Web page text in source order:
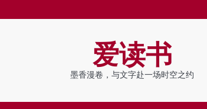
爱读书
墨香漫卷，与文字赴一场时空之约